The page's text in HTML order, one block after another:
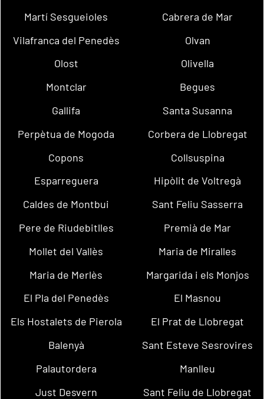
Martí Sesgueioles
Cabrera de Mar
Vilafranca del Penedès
Olvan
Olost
Olivella
Montclar
Begues
Gallifa
Santa Susanna
Perpètua de Mogoda
Corbera de Llobregat
Copons
Collsuspina
Esparreguera
Hipòlit de Voltregà
Caldes de Montbui
Sant Feliu Sasserra
Pere de Riudebitlles
Premià de Mar
Mollet del Vallès
Maria de Miralles
Maria de Merlès
Margarida i els Monjos
El Pla del Penedès
El Masnou
Els Hostalets de Pierola
El Prat de Llobregat
Balenyà
Sant Esteve Sesrovires
Palautordera
Manlleu
Just Desvern
Sant Feliu de Llobregat